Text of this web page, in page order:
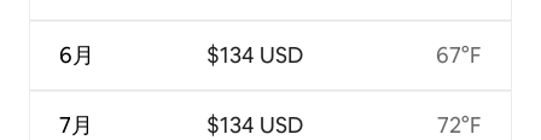
6月
7月
$134 USD
$134 USD
67°F
72°F